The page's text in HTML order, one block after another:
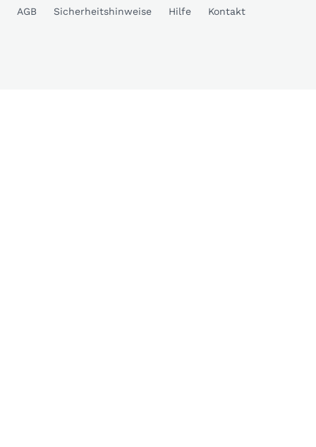
AGB
Sicherheitshinweise Hilfe Kontakt